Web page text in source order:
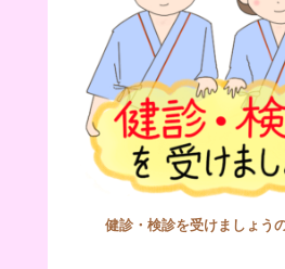
健診・検診を受けましょう